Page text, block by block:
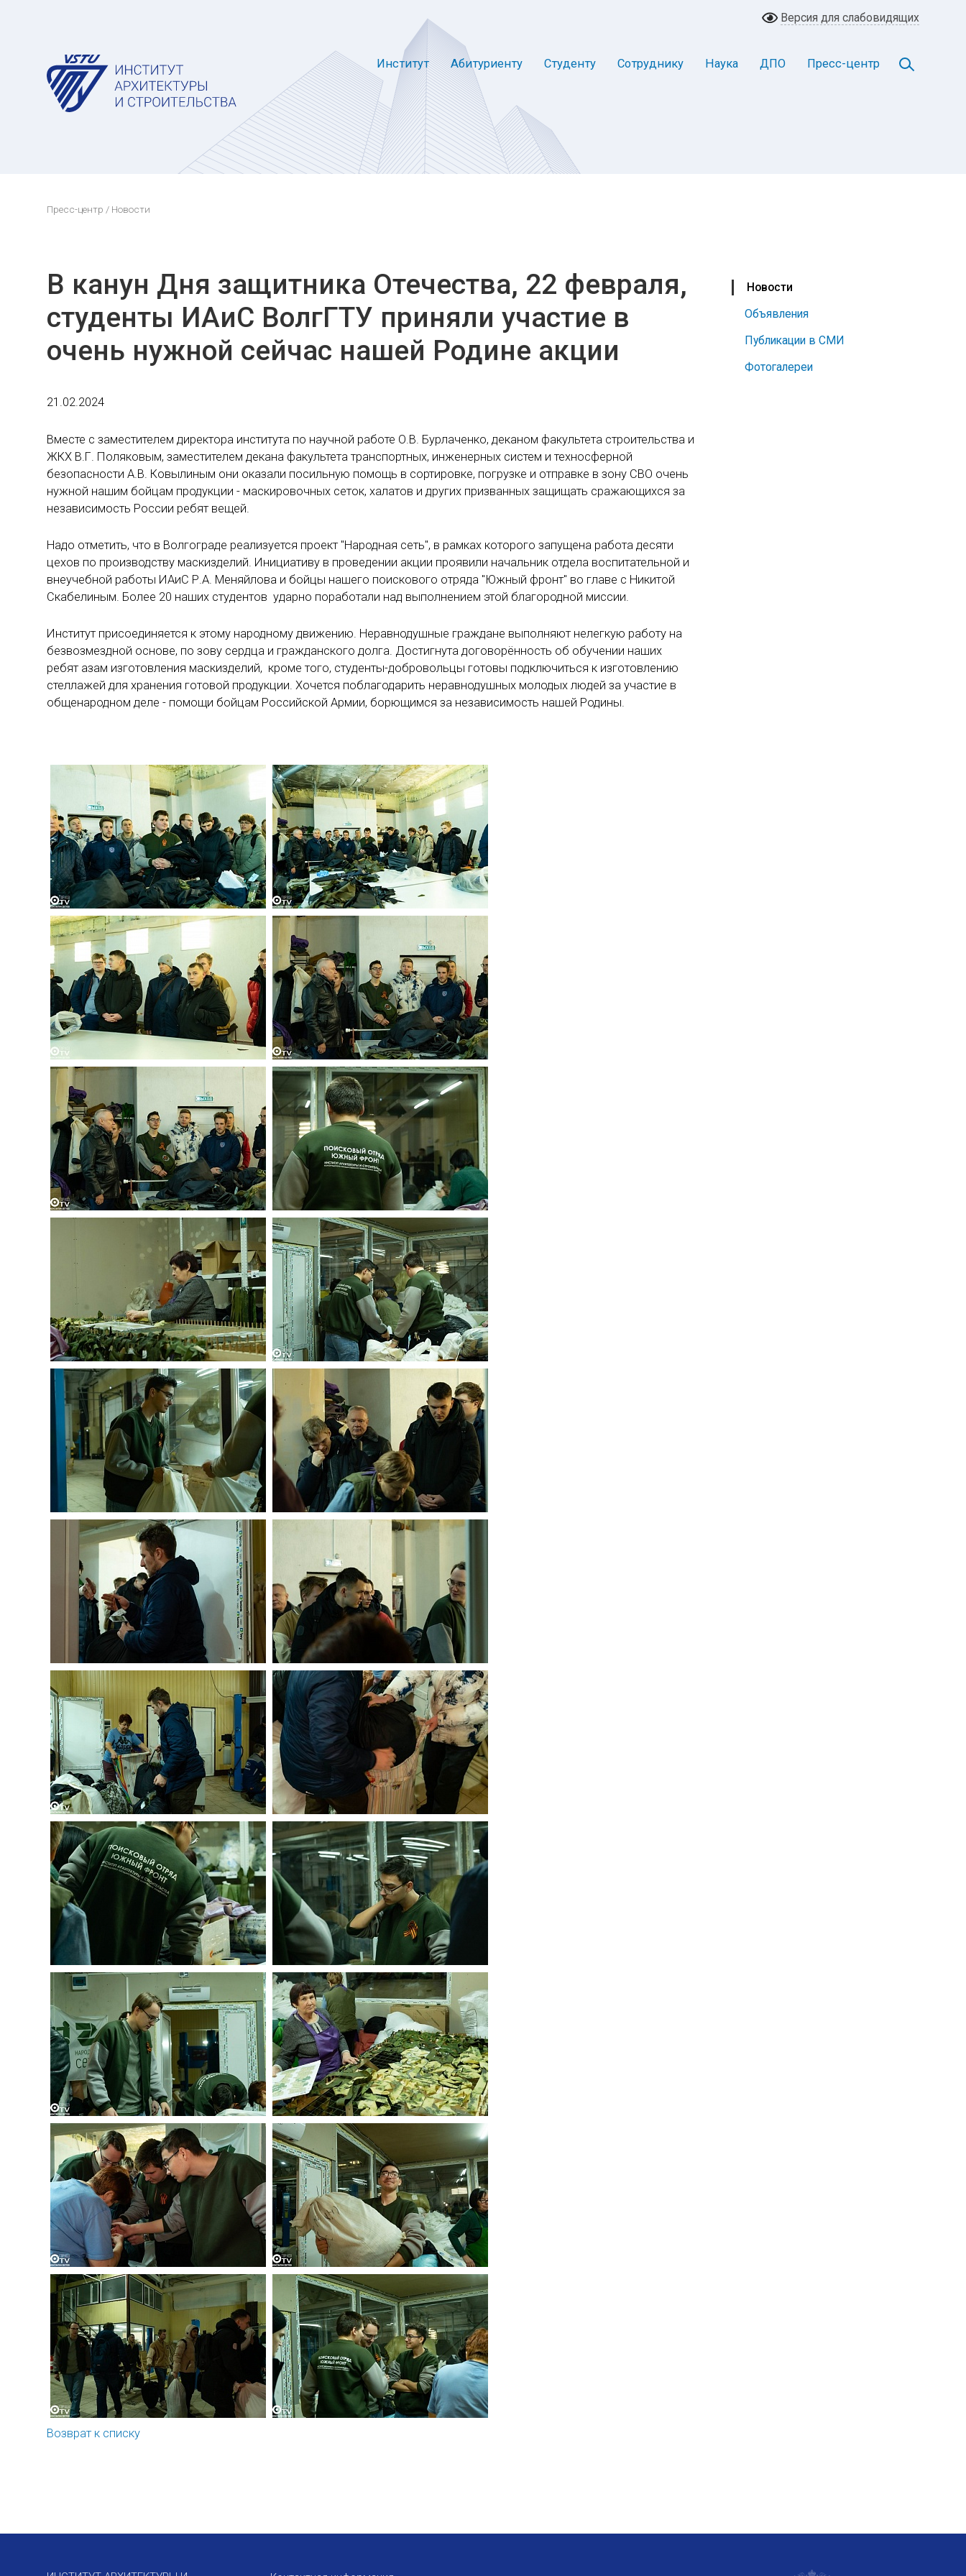
Версия для слабовидящих
Институт Абитуриенту Студенту Сотруднику Наука ДПО Пресс-центр
Пресс-центр / Новости
Новости
Объявления
Публикации в СМИ
Фотогалереи
В канун Дня защитника Отечества, 22 февраля,
студенты ИАиС ВолгГТУ приняли участие в
очень нужной сейчас нашей Родине акции
21.02.2024
Вместе с заместителем директора института по научной работе О.В. Бурлаченко, деканом факультета строительства и
ЖКХ В.Г. Поляковым, заместителем декана факультета транспортных, инженерных систем и техносферной
безопасности А.В. Ковылиным они оказали посильную помощь в сортировке, погрузке и отправке в зону СВО очень
нужной нашим бойцам продукции - маскировочных сеток, халатов и других призванных защищать сражающихся за
независимость России ребят вещей.
Надо отметить, что в Волгограде реализуется проект "Народная сеть", в рамках которого запущена работа десяти
цехов по производству маскизделий. Инициативу в проведении акции проявили начальник отдела воспитательной и
внеучебной работы ИАиС Р.А. Меняйлова и бойцы нашего поискового отряда "Южный фронт" во главе с Никитой
Скабелиным. Более 20 наших студентов ударно поработали над выполнением этой благородной миссии.
Институт присоединяется к этому народному движению. Неравнодушные граждане выполняют нелегкую работу на
безвозмездной основе, по зову сердца и гражданского долга. Достигнута договорённость об обучении наших
ребят азам изготовления маскизделий, кроме того, студенты-добровольцы готовы подключиться к изготовлению
стеллажей для хранения готовой продукции. Хочется поблагодарить неравнодушных молодых людей за участие в
общенародном деле - помощи бойцам Российской Армии, борющимся за независимость нашей Родины.
Возврат к списку